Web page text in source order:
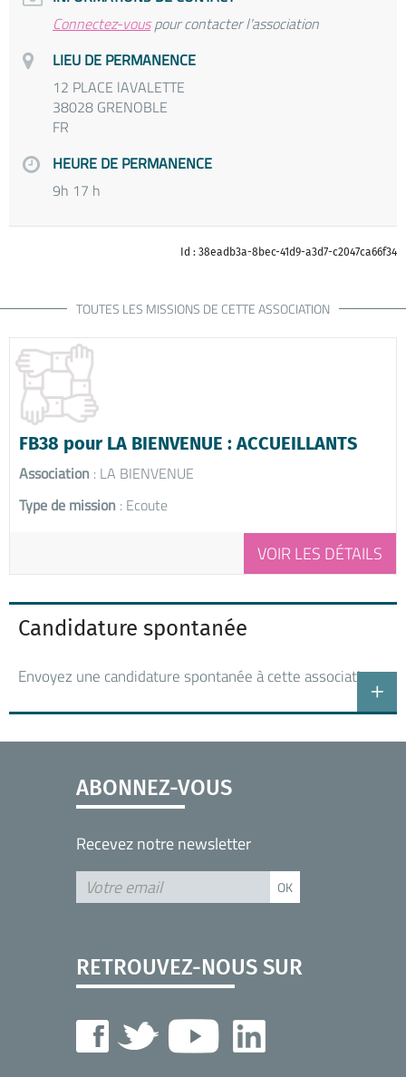
Connectez-vouspour contacter l'association
LIEU DE PERMANENCE
12 PLACE lAVALETTE
38028 GRENOBLE
FR
HEURE DE PERMANENCE
9h 17 h
Id : 38eadb3a-8bec-41d9-a3d7-c2047ca66f34
TOUTES LES MISSIONS DE CETTE ASSOCIATION
FB38 pour LA BIENVENUE : ACCUEILLANTS
Association : LA BIENVENUE
Type de mission : Ecoute
VOIR LES DÉTAILS
Candidature spontanée
Envoyez une candidature spontanée à cette association
ABONNEZ-VOUS
Recevez notre newsletter
RETROUVEZ-NOUS SUR